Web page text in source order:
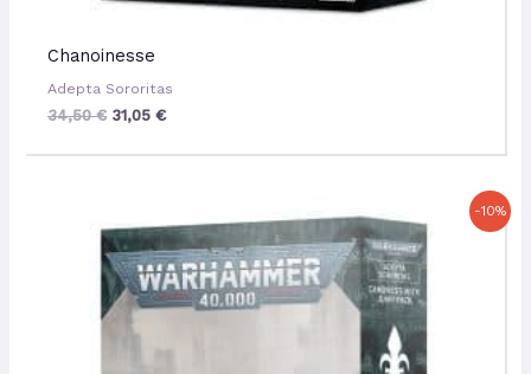
Chanoinesse
Adepta Sororitas
34,50€ 31,05 €
-10%
prix
initial
était :
37,00 €.
prix
actuel
est :
33,30 €.